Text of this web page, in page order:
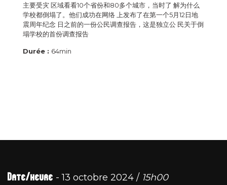
主要受灾 区域看看10个省份和80多个城市，当时了 解为什么
学校都倒塌了。他们成功在网络 上发布了在第一个5月12日地
震周年纪念 日之前的一份公民调查报告，这是独立公 民关于倒
塌学校的首份调查报告
Durée : 64min
Date/heure - 13 octobre 2024 / 15h00